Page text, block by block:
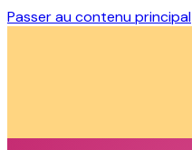
Passer au contenu principal